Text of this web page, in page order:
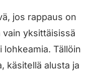
jos rappaus on
yksittäisissä
lohkeamia. Tällöin
käsitellä alusta ja